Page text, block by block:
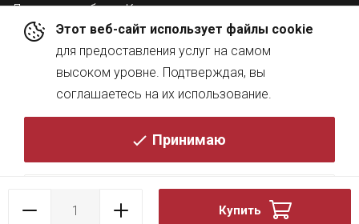
Этот веб-сайт использует файлы cookie
для предоставления услуг на самом
высоком уровне. Подтверждая, вы
соглашаетесь на их использование.
Принимаю
Купить
Львовская обл., с. Конопниця,
ул. Городоцкая 8а
DESIGN BY